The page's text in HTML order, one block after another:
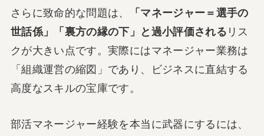
さらに致命的な問題は、
「マネージャー＝選手の
世話係」「裏方の縁の下」と過小評価される リス
クが大きい点です。実際にはマネージャー業務は
「組織運営の縮図」であり、ビジネスに直結する
高度なスキルの宝庫です。
部活マネージャー経験を本当に武器にするには、